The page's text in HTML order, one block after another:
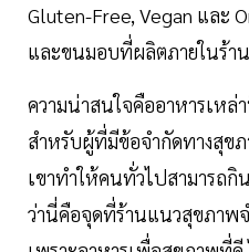
Gluten-Free, Vegan และ
และขนมอบที่ผลิตภายในร้าน
ความน่าสนใจคืออาหารเห
สำหรับผู้ที่มีข้อจำกัดทางสุข
เขาทำให้คนทั่วไปสามารถกิ
ว่านี่คือจุดที่ร้านแนวสุขภาพ